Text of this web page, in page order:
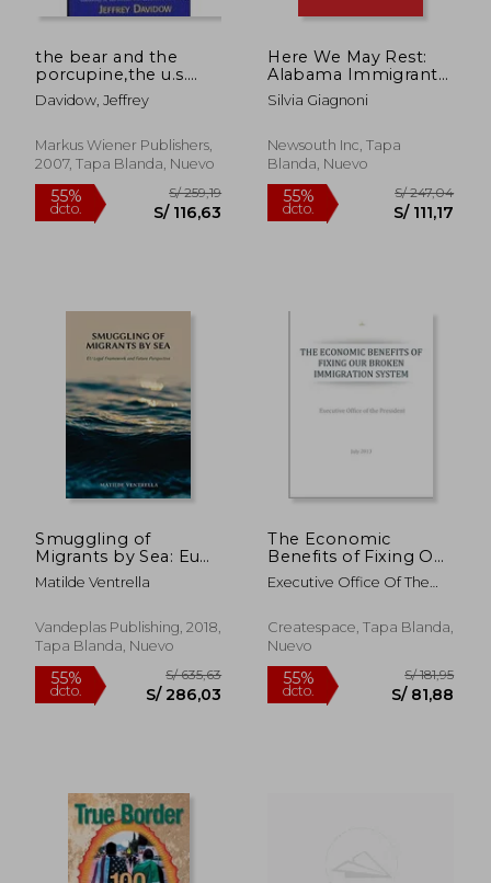
the bear and the
porcupine,the u.s.
and mexico (en
Inglés)
Davidow, Jeffrey
Markus Wiener Publishers,
2007, Tapa Blanda, Nuevo
55%
dcto. S/ 116,63
Here We May Rest:
Alabama Immigrants
in the Age of Hb 56
Silvia Giagnoni
Newsouth Inc, Tapa
Blanda, Nuevo
Smuggling of
Migrants by Sea: Eu
Legal Framework and
Future Perspective
Matilde Ventrella
Vandeplas Publishing, 2018,
Tapa Blanda, Nuevo
The Economic
Benefits of Fixing Our
Broken Immigration
System
Executive Office Of The
Createspace, Tapa Blanda,
Nuevo